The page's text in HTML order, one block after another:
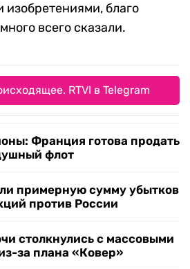
изобретениями, благо
всего сказали.
RTVI в Telegram
Франция готова продать
флот
примерную сумму убытков
против России
столкнулись с массовыми
за плана «Ковер»